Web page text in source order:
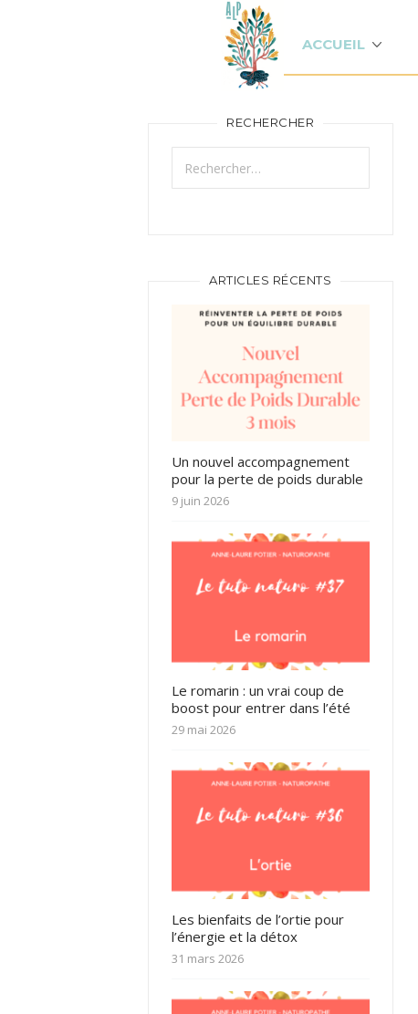
ACCUEIL
RECHERCHER
Rechercher :
ARTICLES RÉCENTS
Un nouvel accompagnement
pour la perte de poids durable
9 juin 2026
Le romarin : un vrai coup de
boost pour entrer dans l’été
29 mai 2026
Les bienfaits de l’ortie pour
l’énergie et la détox
31 mars 2026